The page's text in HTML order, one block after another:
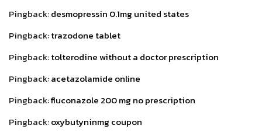
Pingback:desmopressin 0.1mg united states
Pingback:trazodone tablet
Pingback:tolterodine without a doctor prescription
Pingback:acetazolamide online
Pingback:fluconazole 200 mg no prescription
Pingback:oxybutyninmg coupon